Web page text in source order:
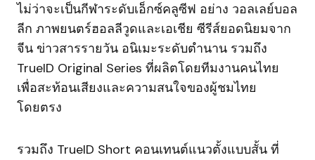
ไม่ว่าจะเป็นกีฬาระดับเอ็กซ์คลูซีฟ อย่าง วอลเลย์บอล
ลีก ภาพยนตร์ฮอลลีวูดและเอเชีย ซีรีส์ยอดนิยมจาก
จีน ข่าวสารรายวัน อนิเมะระดับตำนาน รวมถึง
TrueID Original Series ที่ผลิตโดยทีมงานคนไทย
เพื่อสะท้อนเสียงและความสนใจของผู้ชมไทย
โดยตรง
รวมถึง TrueID Short คอนเทนต์แนวตั้งแบบสั้น ที่